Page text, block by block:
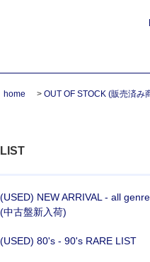
home > OUT OF STOCK (販売済み
LIST
(USED) NEW ARRIVAL - all
(中古盤新入荷)
(USED) 80's - 90's RARE LIST